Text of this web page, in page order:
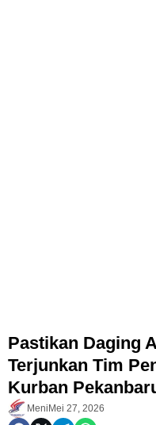
Pastikan Daging
Terjunkan Tim
Kurban
Meni Mei 27, 2026